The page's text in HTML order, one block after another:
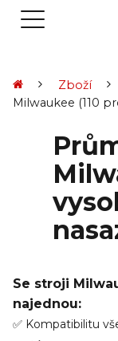
Zboží
Milwaukee (110
Se stroji
najednou:
✅ Kompatibilitu